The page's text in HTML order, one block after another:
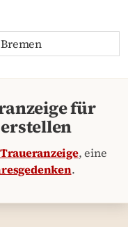
für
Traueranzeige, eine
.